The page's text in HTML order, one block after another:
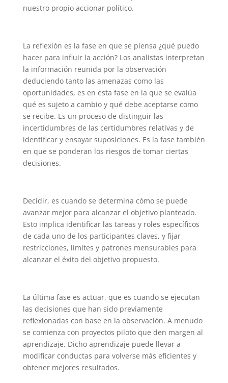
nuestro propio accionar político.
La reflexión es la fase en que se piensa ¿qué puedo
hacer para influir la acción? Los analistas interpretan
la información reunida por la observación
deduciendo tanto las amenazas como las
oportunidades, es en esta fase en la que se evalúa
qué es sujeto a cambio y qué debe aceptarse como
se recibe. Es un proceso de distinguir las
incertidumbres de las certidumbres relativas y de
identificar y ensayar suposiciones. Es la fase también
en que se ponderan los riesgos de tomar ciertas
decisiones.
Decidir, es cuando se determina cómo se puede
avanzar mejor para alcanzar el objetivo planteado.
Esto implica identificar las tareas y roles específicos
de cada uno de los participantes claves, y fijar
restricciones, límites y patrones mensurables para
alcanzar el éxito del objetivo propuesto.
La última fase es actuar, que es cuando se ejecutan
las decisiones que han sido previamente
reflexionadas con base en la observación. A menudo
se comienza con proyectos piloto que den margen al
aprendizaje. Dicho aprendizaje puede llevar a
modificar conductas para volverse más eficientes y
obtener mejores resultados.